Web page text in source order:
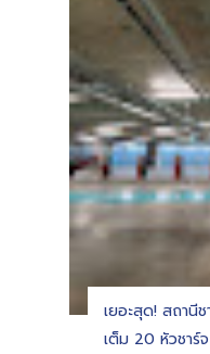
เยอะสุด! สถานี
เต็ม 20 หัวชาร์จ